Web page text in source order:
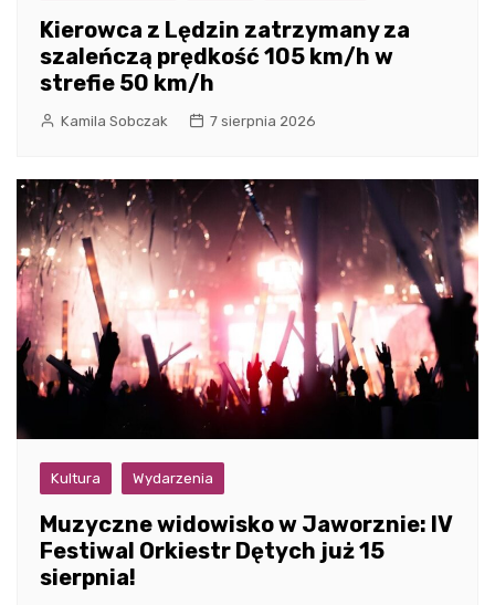
Kierowca z Lędzin zatrzymany za
szaleńczą prędkość 105 km/h w
strefie 50 km/h
Kamila Sobczak 7 sierpnia 2026
Kultura Wydarzenia
Muzyczne widowisko w Jaworznie: IV
Festiwal Orkiestr Dętych już 15
sierpnia!